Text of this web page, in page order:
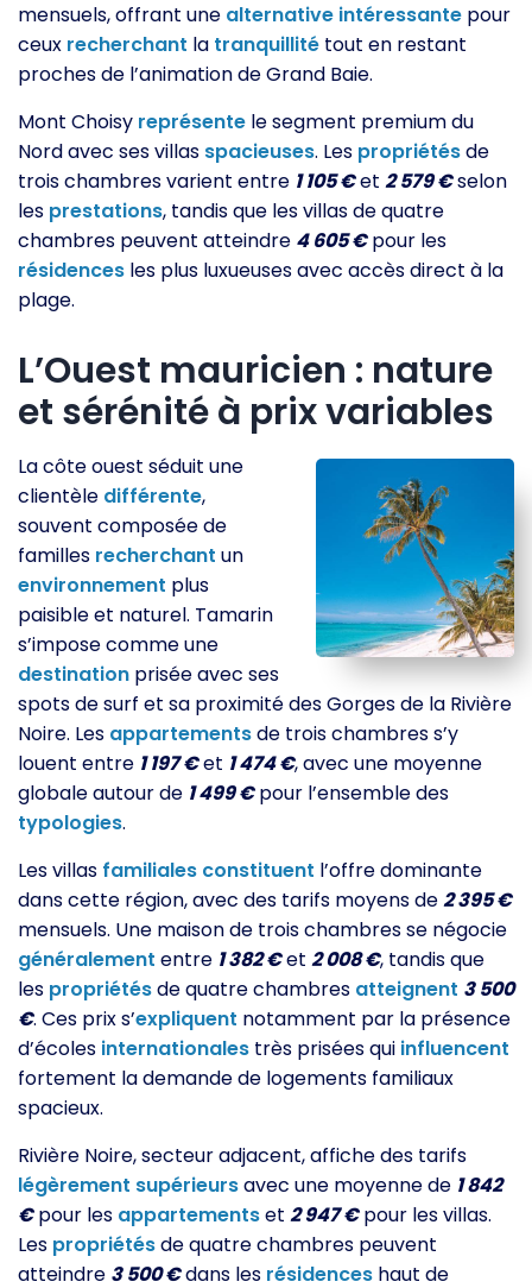
mensuels, offrant une alternative intéressante pour
ceux recherchant la tranquillité tout en restant
proches de l’animation de Grand Baie.
Mont Choisy représente le segment premium du
Nord avec ses villas spacieuses. Les propriétésde
trois chambres varient entre 1 105 €et 2 579 €selon
les prestations, tandis que les villas de quatre
chambres peuvent atteindre 4 605 €pour les
résidences les plus luxueuses avec accès direct à la
plage.
L’Ouest mauricien : nature
et sérénité à prix variables
La côte ouest séduit une
clientèle différente,
souvent composée de
familles recherchant un
environnement plus
paisible et naturel. Tamarin
s’impose comme une
destination prisée avec ses
spots de surf et sa proximité des Gorges de la Rivière
Noire. Les appartementsde trois chambres s’y
louent entre 1 197 €et 1 474 €, avec une moyenne
globale autour de 1 499 €pour l’ensemble des
typologies.
Les villas familiales constituent l’offre dominante
dans cette région, avec des tarifs moyens de2 395 €
mensuels. Une maison de trois chambres se négocie
généralement entre 1 382 €et 2 008 €, tandis que
les propriétésde quatre chambres atteignent 3 500
€. Ces prix s’expliquent notamment par la présence
d’écoles internationales très prisées qui influencent
fortement la demande de logements familiaux
spacieux.
Rivière Noire, secteur adjacent, affiche des tarifs
légèrement supérieursavec une moyenne de 1 842
€pour les appartementset 2 947 €pour les villas.
Les propriétésde quatre chambres peuvent
atteindre 3 500 €dans les résidences haut de